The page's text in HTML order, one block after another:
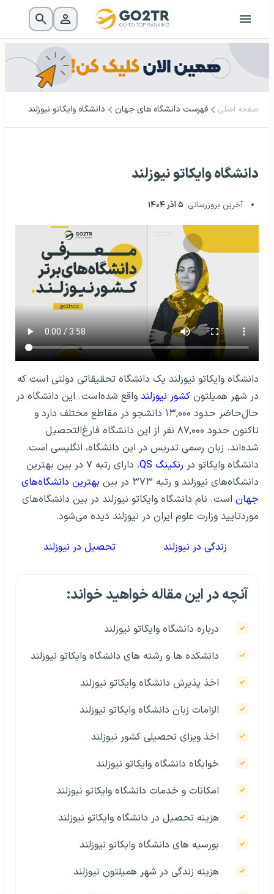
صفحه اصلی فهرست دانشگاه‌ های جهان دانشگاه وایکاتو نیوزلند
دانشگاه وایکاتو نیوزلند
آخرین بروزرسانی: ۵ آذر ۱۴۰۴
دانشگاه وایکاتو نیوزلند یک دانشگاه تحقیقاتی دولتی است که
در شهر همیلتون کشور نیوزلند واقع شده‌است. این دانشگاه در
حال‌حاضر حدود ۱۳,۰۰۰ دانشجو در مقاطع مختلف دارد و
تاکنون حدود ۸۷,۰۰۰ نفر از این دانشگاه فارغ‌التحصیل
شده‌اند. زبان رسمی تدریس در این دانشگاه، انگلیسی است.
دانشگاه وایکاتو در رنکینگ QS
، دارای رتبه ۷ در بین بهترین
دانشگاه‌های نیوزلند و رتبه ۳۷۳ در بین
بهترین دانشگاه‌های
جهان است. نام دانشگاه وایکاتو نیوزلند در بین دانشگاه‌های
موردتایید وزارت علوم ایران در نیوزلند دیده می‌شود.
زندگی در نیوزلند تحصیل در نیوزلند
آنچه در این مقاله خواهید خواند:
درباره دانشگاه وایکاتو نیوزلند
دانشکده‌ ها و رشته های دانشگاه وایکاتو نیوزلند
اخذ پذیرش دانشگاه وایکاتو نیوزلند
الزامات زبان دانشگاه وایکاتو نیوزلند
اخذ ویزای تحصیلی کشور نیوزلند
خوابگاه دانشگاه وایکاتو نیوزلند
امکانات و خدمات دانشگاه وایکاتو نیوزلند
هزینه تحصیل در دانشگاه وایکاتو نیوزلند
بورسیه‌ های دانشگاه وایکاتو نیوزلند
هزینه زندگی در شهر همیلتون نیوزلند